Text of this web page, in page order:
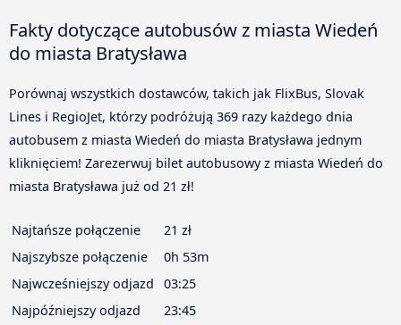
Fakty dotyczące autobusów z miasta Wiedeń
do miasta Bratysława
Porównaj wszystkich dostawców, takich jak FlixBus, Slovak
Lines i RegioJet, którzy podróżują 369 razy każdego dnia
autobusem z miasta Wiedeń do miasta Bratysława jednym
kliknięciem! Zarezerwuj bilet autobusowy z miasta Wiedeń do
miasta Bratysława już od 21 zł!
Najtańsze połączenie
21 zł
Najszybsze połączenie
0h 53m
Najwcześniejszy odjazd
03:25
Najpóźniejszy odjazd
23:45